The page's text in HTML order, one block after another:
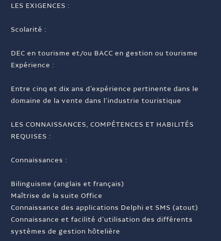
LES EXIGENCES :
Scolarité :
DEC en tourisme et/ou BACC en gestion ou tourisme
Expérience :
Entre cinq et dix ans d’expérience pertinente dans le
domaine de la vente dans l’industrie touristique
LES CONNAISSANCES, COMPÉTENCES ET HABILITÉS
REQUISES :
Connaissances :
Bilinguisme (anglais et français)
Maîtrise de la suite Office
Connaissance des applications Delphi et SMS (atout)
Connaissance et facilité d’utilisation des différents
systèmes de gestion hôtelière